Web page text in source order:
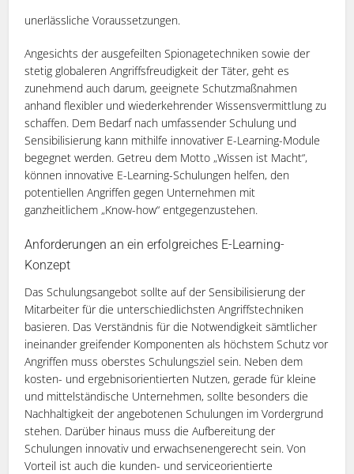
unerlässliche Voraussetzungen.
Angesichts der ausgefeilten Spionagetechniken sowie der
stetig globaleren Angriffsfreudigkeit der Täter, geht es
zunehmend auch darum, geeignete Schutzmaßnahmen
anhand flexibler und wiederkehrender Wissensvermittlung zu
schaffen. Dem Bedarf nach umfassender Schulung und
Sensibilisierung kann mithilfe innovativer E-Learning-Module
begegnet werden. Getreu dem Motto „Wissen ist Macht“,
können innovative E-Learning-Schulungen helfen, den
potentiellen Angriffen gegen Unternehmen mit
ganzheitlichem „Know-how“ entgegenzustehen.
Anforderungen an ein erfolgreiches E-Learning-
Konzept
Das Schulungsangebot sollte auf der Sensibilisierung der
Mitarbeiter für die unterschiedlichsten Angriffstechniken
basieren. Das Verständnis für die Notwendigkeit sämtlicher
ineinander greifender Komponenten als höchstem Schutz vor
Angriffen muss oberstes Schulungsziel sein. Neben dem
kosten- und ergebnisorientierten Nutzen, gerade für kleine
und mittelständische Unternehmen, sollte besonders die
Nachhaltigkeit der angebotenen Schulungen im Vordergrund
stehen. Darüber hinaus muss die Aufbereitung der
Schulungen innovativ und erwachsenengerecht sein. Von
Vorteil ist auch die kunden- und serviceorientierte